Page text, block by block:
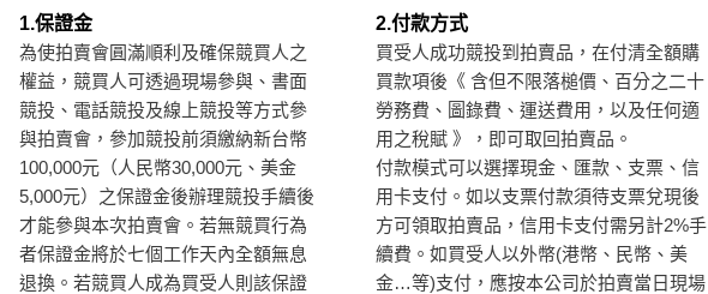
1.保證金
為使拍賣會圓滿順利及確保競買人之
權益，競買人可透過現場參與、書面
競投、電話競投及線上競投等方式參
與拍賣會，參加競投前須繳納新台幣
100,000元（人民幣30,000元、美金
5,000元）之保證金後辦理競投手續後
才能參與本次拍賣會。若無競買行為
者保證金將於七個工作天內全額無息
退換。若競買人成為買受人則該保證
2.付款方式
買受人成功競投到拍賣品，在付清全額購
買款項後《 含但不限落槌價、百分之二十
勞務費、圖錄費、運送費用，以及任何適
用之稅賦 》，即可取回拍賣品。
付款模式可以選擇現金、匯款、支票、信
用卡支付。如以支票付款須待支票兌現後
方可領取拍賣品，信用卡支付需另計2%手
續費。如買受人以外幣(港幣、民幣、美
金…等)支付，應按本公司於拍賣當日現場